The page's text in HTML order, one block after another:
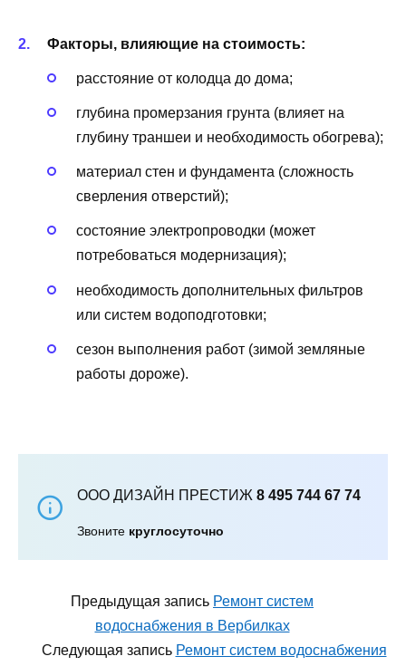
Факторы, влияющие на стоимость:
расстояние от колодца до дома;
глубина промерзания грунта (влияет на
глубину траншеи и необходимость обогрева);
материал стен и фундамента (сложность
сверления отверстий);
состояние электропроводки (может
потребоваться модернизация);
необходимость дополнительных фильтров
или систем водоподготовки;
сезон выполнения работ (зимой земляные
работы дороже).
ООО ДИЗАЙН ПРЕСТИЖ 8 495 744 67 74
Звоните круглосуточно
Предыдущая запись Ремонт систем
водоснабжения в Вербилках
Следующая запись Ремонт систем водоснабжения